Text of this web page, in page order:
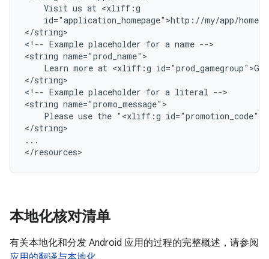
Visit us at
id="application_homepage">http://my/app/
</string>
<!-- Example placeholder for a name -->
<string
Learn more at <xliff:g
</string>
<!-- Example placeholder for a literal -->
<string
Please use the "<xliff:g
</string>
...
</resources>
本地化核对清单
有关本地化和分发 Android 应用的过程的完整概述，请参阅